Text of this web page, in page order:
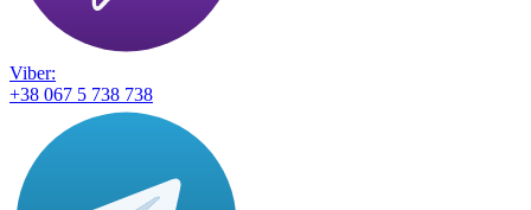
Viber:
+38 067 5 738 738